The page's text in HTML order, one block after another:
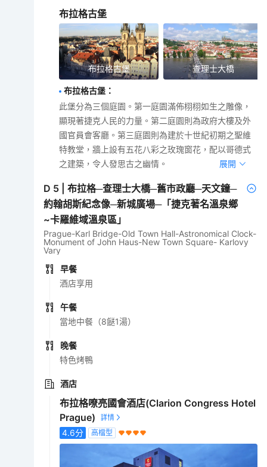
布拉格古堡
布拉格古堡 查理士大橋
布拉格古堡 ：
此堡分為三個庭園。第一庭園滿佈栩栩如生之雕像，
顯現著捷克人民的力量。第二庭園則為政府大樓及外
國官員會客廳。第三庭園則為建於十世紀初期之聖維
特教堂，牆上設有五花八彩之玫瑰窗花，配以哥德式
之建築，令人發思古之幽情。
展開
D 5 |布拉格─查理士大橋─舊市政廳─天文鐘─
約翰胡斯紀念像─新城廣場─「捷克著名溫泉鄉
~卡羅維域溫泉區」
Prague-Karl Bridge-Old Town Hall-Astronomical Clock-
Monument of John Haus-New Town Square- Karlovy
Vary
早餐
酒店享用
午餐
當地中餐（8餸1湯）
晚餐
特色烤鴨
酒店
布拉格嘹亮國會酒店(Clarion Congress Hotel
Prague)
4.6分 高檔型